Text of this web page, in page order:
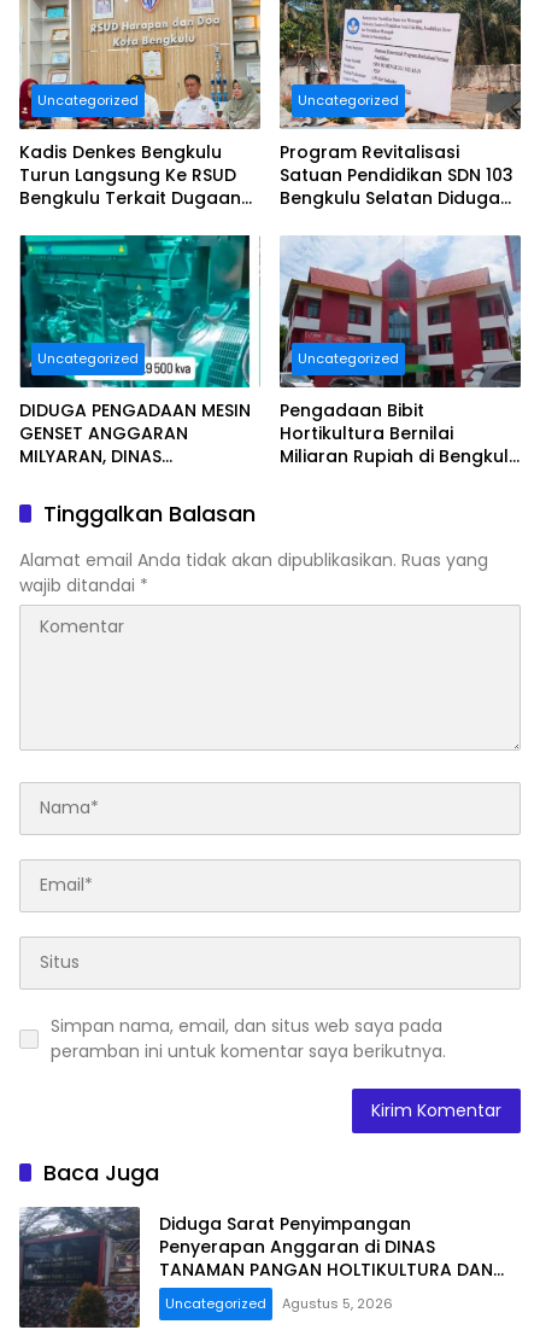
PERKEBUNAN PROVINSI
BENGKULU Tahun
Anggaran 2025 Resmi
Dilaporkan
Dilaporkan.
Uncategorized
Kadis Denkes Bengkulu
Turun Langsung Ke RSUD
Bengkulu Terkait Dugaan
Maksimal..
Uncategorized
Program Revitalisasi
Satuan Pendidikan SDN 103
Bengkulu Selatan Diduga
Uncategorized
DIDUGA PENGADAAN MESIN
GENSET ANGGARAN
MILYARAN, DINAS
SELATAN MENDAPAT
SOROTAN MASYARAKAT
RELASI PUBLIK.
Uncategorized
Pengadaan Bibit
Hortikultura Bernilai
Miliaran Rupiah di Bengkulu
Tinggalkan Balasan
Alamat email Anda tidak akan dipublikasikan. Ruas yang
wajib ditandai *
Simpan nama, email, dan situs web saya pada
peramban ini untuk komentar saya berikutnya.
Baca Juga
Diduga Sarat Penyimpangan
Penyerapan Anggaran di DINAS
TANAMAN PANGAN HOLTIKULTURA DAN
PERKEBUNAN PROVINSI BENGKULU Tahun
Anggaran 2025 Resmi Dilaporkan
Uncategorized Agustus 5, 2026